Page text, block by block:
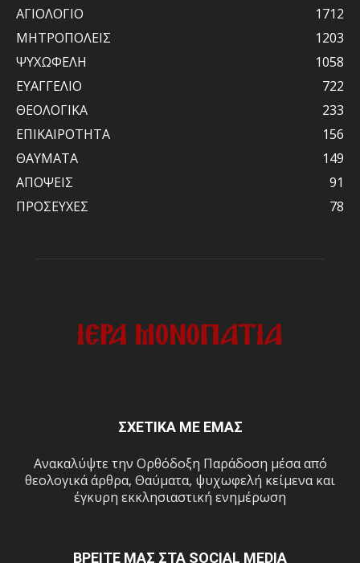
ΑΓΙΟΛΟΓΙΟ
1712
ΜΗΤΡΟΠΟΛΕΙΣ
1203
ΨΥΧΩΦΕΛΗ
1058
ΕΥΑΓΓΕΛΙΟ
722
ΘΕΟΛΟΓΙΚΑ
233
ΕΠΙΚΑΙΡΟΤΗΤΑ
156
ΘΑΥΜΑΤΑ
149
ΑΠΟΨΕΙΣ
91
ΠΡΟΣΕΥΧΕΣ
78
ΣΧΕΤΙΚΑ ΜΕ ΕΜΑΣ
Ανακαλύψτε την Ορθόδοξη Παράδοση μέσα από
θεολογικά άρθρα, Θαύματα, ψυχωφελή κείμενα και
έγκυρη εκκλησιαστική ενημέρωση
ΒΡΕΙΤΕ ΜΑΣ ΣΤΑ SOCIAL MEDIA